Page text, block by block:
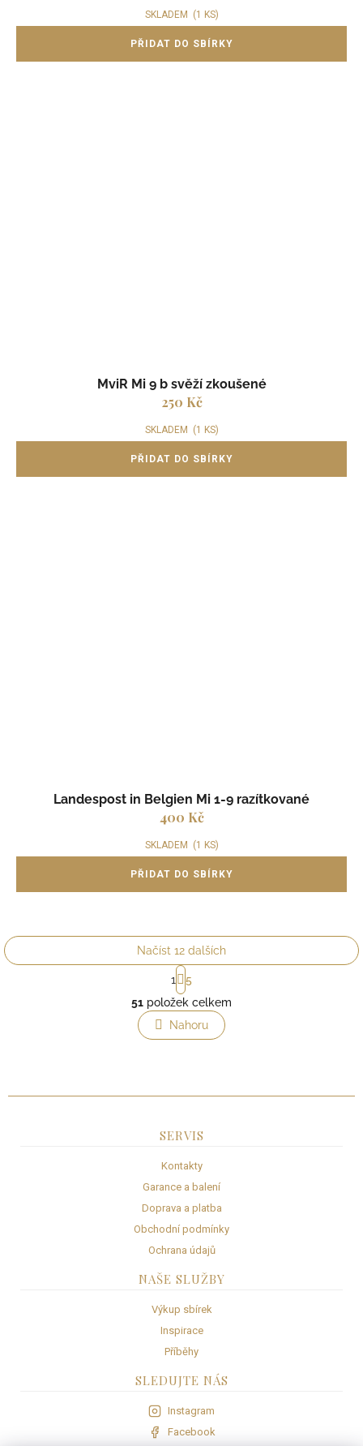
SKLADEM (1 KS)
MviR Mi 9 b svěží zkoušené
250 Kč
SKLADEM (1 KS)
Landespost in Belgien Mi 1-9 razítkované
400 Kč
SKLADEM (1 KS)
O
v
l
á
í
r
k
v
ý
p
i
s
u
Načíst 12 dalších
S
t
r
á
n
k
n
1
5
51 položek celkem
Nahoru
SERVIS
Kontakty
Garance a balení
Doprava a platba
Obchodní podmínky
Ochrana údajů
NAŠE SLUŽBY
Výkup sbírek
Inspirace
Příběhy
SLEDUJTE NÁS
Instagram
Facebook